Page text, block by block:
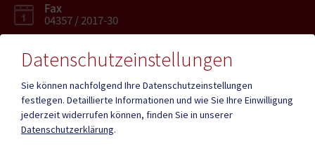
Fax
04357 / 2017-30
Mehr
Datenschutzeinstellungen
Sie können nachfolgend Ihre Datenschutzeinstellungen
festlegen. Detaillierte Informationen und wie Sie Ihre Einwilligung
jederzeit widerrufen können, finden Sie in unserer
Datenschutzerklärung.